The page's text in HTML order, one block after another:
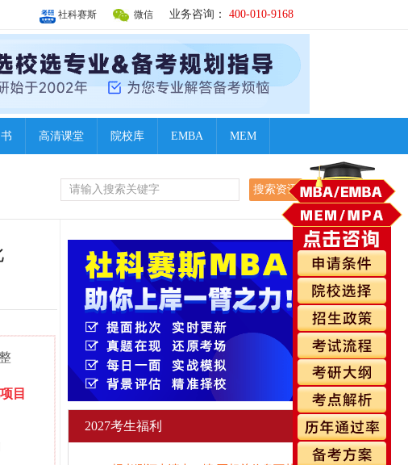
业务咨询： 400-010-9168
微信
社科赛斯
高清课堂 院校库 EMBA MEM
目
2027考生福利